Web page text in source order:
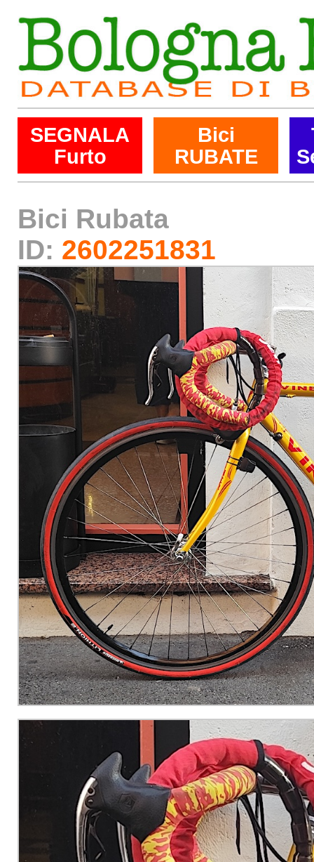
SEGNALA
Furto
Bici
RUBATE
Bici Rubata
ID: 2602251831